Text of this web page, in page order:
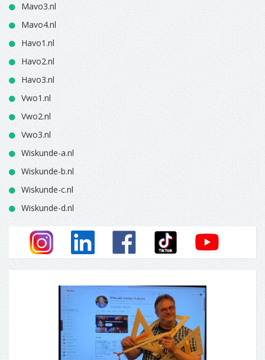
Mavo3.nl
Mavo4.nl
Havo1.nl
Havo2.nl
Havo3.nl
Vwo1.nl
Vwo2.nl
Vwo3.nl
Wiskunde-a.nl
Wiskunde-b.nl
Wiskunde-c.nl
Wiskunde-d.nl